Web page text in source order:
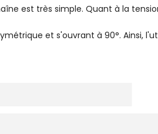
est très simple. Quant à la
et s'ouvrant à 90°. Ainsi,